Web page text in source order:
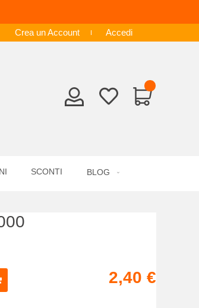
Crea un Account Accedi
SCONTI BLOG
2,40 €